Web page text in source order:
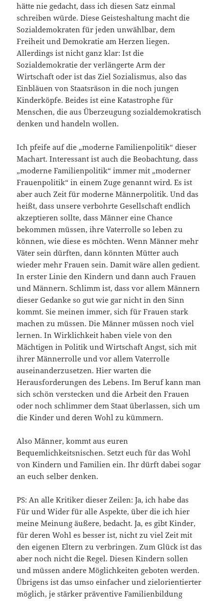
hätte nie gedacht, dass ich diesen Satz einmal
schreiben würde. Diese Geisteshaltung macht die
Sozialdemokraten für jeden unwählbar, dem
Freiheit und Demokratie am Herzen liegen.
Allerdings ist nicht ganz klar: Ist die
Sozialdemokratie der verlängerte Arm der
Wirtschaft oder ist das Ziel Sozialismus, also das
Einbläuen von Staatsräson in die noch jungen
Kinderköpfe. Beides ist eine Katastrophe für
Menschen, die aus Überzeugung sozialdemokratisch
denken und handeln wollen.
Ich pfeife auf die „moderne Familienpolitik“ dieser
Machart. Interessant ist auch die Beobachtung, dass
„moderne Familienpolitik“ immer mit „moderner
Frauenpolitik“ in einem Zuge genannt wird. Es ist
aber auch Zeit für moderne Männerpolitik. Und das
heißt, dass unsere verbohrte Gesellschaft endlich
akzeptieren sollte, dass Männer eine Chance
bekommen müssen, ihre Vaterrolle so leben zu
können, wie diese es möchten. Wenn Männer mehr
Väter sein dürften, dann könnten Mütter auch
wieder mehr Frauen sein. Damit wäre allen gedient.
In erster Linie den Kindern und dann auch Frauen
und Männern. Schlimm ist, dass vor allem Männern
dieser Gedanke so gut wie gar nicht in den Sinn
kommt. Sie meinen immer, sich für Frauen stark
machen zu müssen. Die Männer müssen noch viel
lernen. In Wirklichkeit haben viele von den
Mächtigen in Politik und Wirtschaft Angst, sich mit
ihrer Männerrolle und vor allem Vaterrolle
auseinanderzusetzen. Hier warten die
Herausforderungen des Lebens. Im Beruf kann man
sich schön verstecken und die Arbeit den Frauen
oder noch schlimmer dem Staat überlassen, sich um
die Kinder und deren Wohl zu kümmern.
Also Männer, kommt aus euren
Bequemlichkeitsnischen. Setzt euch für das Wohl
von Kindern und Familien ein. Ihr dürft dabei sogar
an euch selber denken.
PS: An alle Kritiker dieser Zeilen: Ja, ich habe das
Für und Wider für alle Aspekte, über die ich hier
meine Meinung äußere, bedacht. Ja, es gibt Kinder,
für deren Wohl es besser ist, nicht zu viel Zeit mit
den eigenen Eltern zu verbringen. Zum Glück ist das
aber noch nicht die Regel. Diesen Kindern sollen
und müssen andere Möglichkeiten geboten werden.
Übrigens ist das umso einfacher und zielorientierter
möglich, je stärker präventive Familienbildung